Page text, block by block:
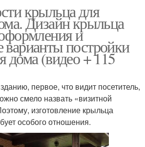
крыльца для
Дизайн крыльца
и
постройки
дома (видео + 115
первое, что видит посетитель,
смело назвать «визитной
изготовление крыльца
особого отношения.